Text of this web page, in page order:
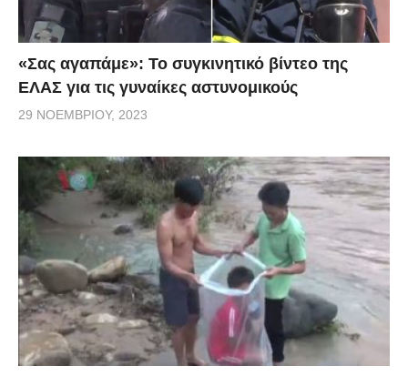
«Σας αγαπάμε»: Το συγκινητικό βίντεο της
ΕΛΑΣ για τις γυναίκες αστυνομικούς
29 ΝΟΕΜΒΡΊΟΥ, 2023